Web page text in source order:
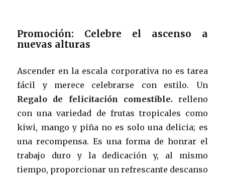
Promoción: Celebre el ascenso a
nuevas alturas
Ascender en la escala corporativa no es tarea
fácil y merece celebrarse con estilo. Un
Regalo de felicitación comestible.relleno
con una variedad de frutas tropicales como
kiwi, mango y piña no es solo una delicia; es
una recompensa. Es una forma de honrar el
trabajo duro y la dedicación y, al mismo
tiempo, proporcionar un refrescante descanso